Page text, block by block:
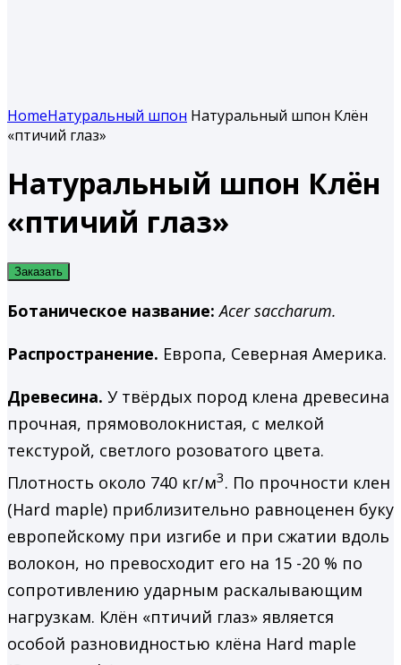
HomeНатуральный шпон Натуральный шпон Клён
«птичий глаз»
Натуральный шпон Клён
«птичий глаз»
Заказать
Ботаническое название:Acersaccharum.
Распространение. Европа, Северная Америка.
Древесина. У твёрдых пород клена древесина
прочная, прямоволокнистая, с мелкой
текстурой, светлого розоватого цвета.
Плотность около 740 кг/м3. По прочности клен
(Hard maple) приблизительно равноценен буку
европейскому при изгибе и при сжатии вдоль
волокон, но превосходит его на 15 -20 % по
сопротивлению ударным раскалывающим
нагрузкам. Клён «птичий глаз» является
особой разновидностью клёна Hard maple